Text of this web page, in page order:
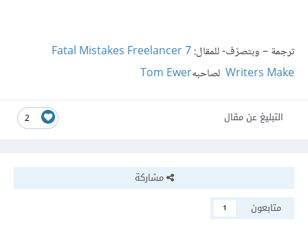
ترجمة – وبتصرّف- للمقال:
7 Fatal Mistakes Freelancer
Writers Make لصاحبهTom Ewer
2 التبليغ عن مقال
مشاركة
متابعون
1